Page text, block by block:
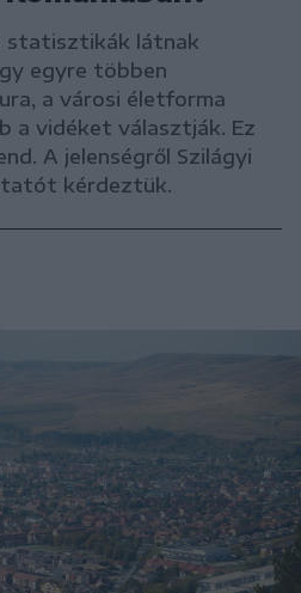
statisztikák látnak
egyre többen
a városi életforma
a vidéket választják. Ez
A jelenségről Szilágyi
kérdeztük.